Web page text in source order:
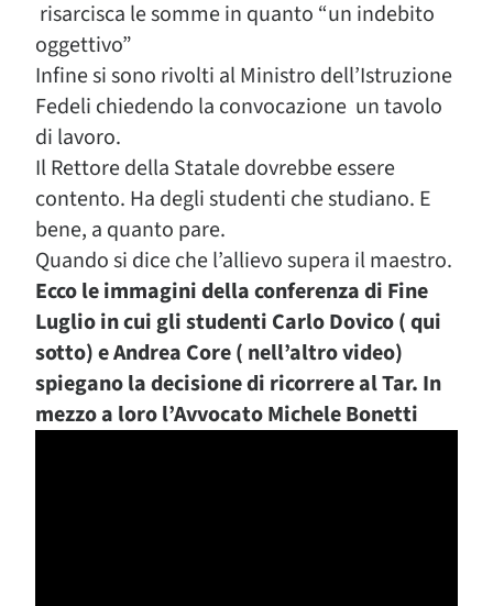
risarcisca le somme in quanto “un indebito
oggettivo”
Infine si sono rivolti al Ministro dell’Istruzione
Fedeli chiedendo la convocazione un tavolo
di lavoro.
Il Rettore della Statale dovrebbe essere
contento. Ha degli studenti che studiano. E
bene, a quanto pare.
Quando si dice che l’allievo supera il maestro.
Ecco le immagini della conferenza di Fine
Luglio in cui gli studenti Carlo Dovico ( qui
sotto) e Andrea Core ( nell’altro video)
spiegano la decisione di ricorrere al Tar. In
mezzo a loro l’Avvocato Michele Bonetti